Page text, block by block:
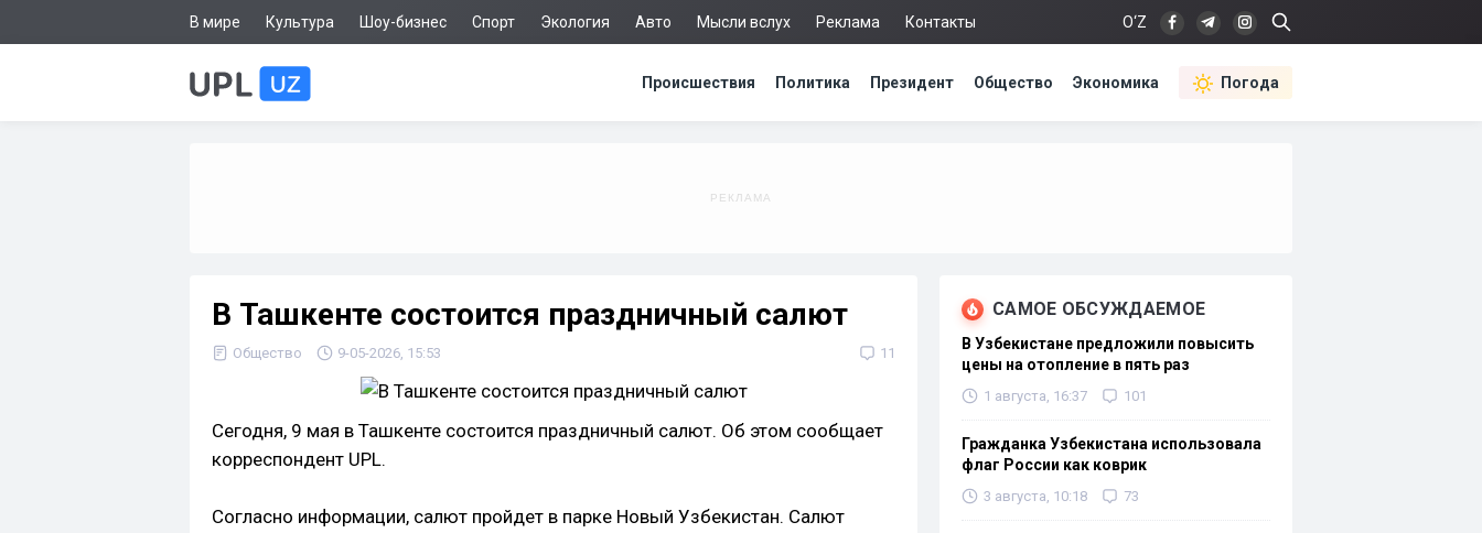
В мире Культура Шоу-бизнес Спорт Экология Авто Мысли вслух Реклама Контакты O‘Z
Происшествия Политика Президент Общество Экономика Погода
В Ташкенте состоится праздничный салют
Общество 9-05-2026, 15:53 11
Сегодня, 9 мая в Ташкенте состоится праздничный салют. Об этом сообщает
корреспондент UPL.
Согласно информации, салют пройдет в парке Новый Узбекистан. Салют
САМОЕ ОБСУЖДАЕМОЕ
В Узбекистане предложили повысить
цены на отопление в пять раз
1 августа, 16:37 101
Гражданка Узбекистана использовала
флаг России как коврик
3 августа, 10:18 73